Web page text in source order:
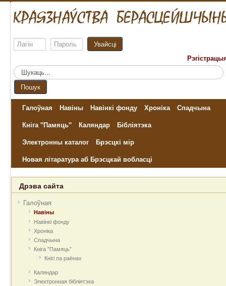
Увайсці
Пошук...
Пошук
Галоўная Навіны Навінкі фонду Хроніка
Спадчына
Кніга "Памяць"
Каляндар
Бібліятэка
Электронны каталог
Брэсцкі мір
Новая літаратура аб Брэсцкай вобласці
Дрэва сайта
Галоўная
Навіны
Навінкі фонду
Хроніка
Спадчына
Кніга "Памяць"
Кнігі па раёнах
Каляндар
Электронная бібліятэка